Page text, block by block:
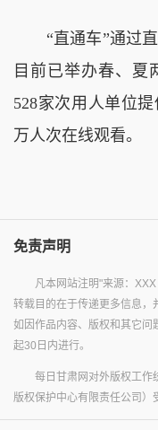
“直通车”通过直
目前已举办春、夏
528家次用人单位
万人次在线观看。
免责声明
凡本网站注明"来源：
转载目的在于传递更多信息，
如因作品内容、版权和其它问
起30日内进行。
每日甘肃网对外版权工作
版权保护中心有限责任公司）